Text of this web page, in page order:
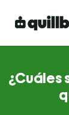
¿Cuáles